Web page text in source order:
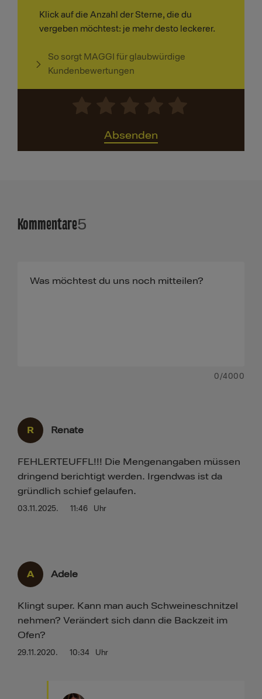
Klick auf die Anzahl der Sterne, die du
vergeben möchtest: je mehr desto leckerer.
So sorgt MAGGI für glaubwürdige
Kundenbewertungen
Absenden
Kommentare5
0 /4000
R Renate
03.11.2025. 11:46 Uhr
FEHLERTEUFFL!!! Die Mengenangaben müssen
dringend berichtigt werden. Irgendwas ist da
gründlich schief gelaufen.
A Adele
29.11.2020. 10:34 Uhr
Klingt super. Kann man auch Schweineschnitzel
nehmen? Verändert sich dann die Backzeit im
Ofen?